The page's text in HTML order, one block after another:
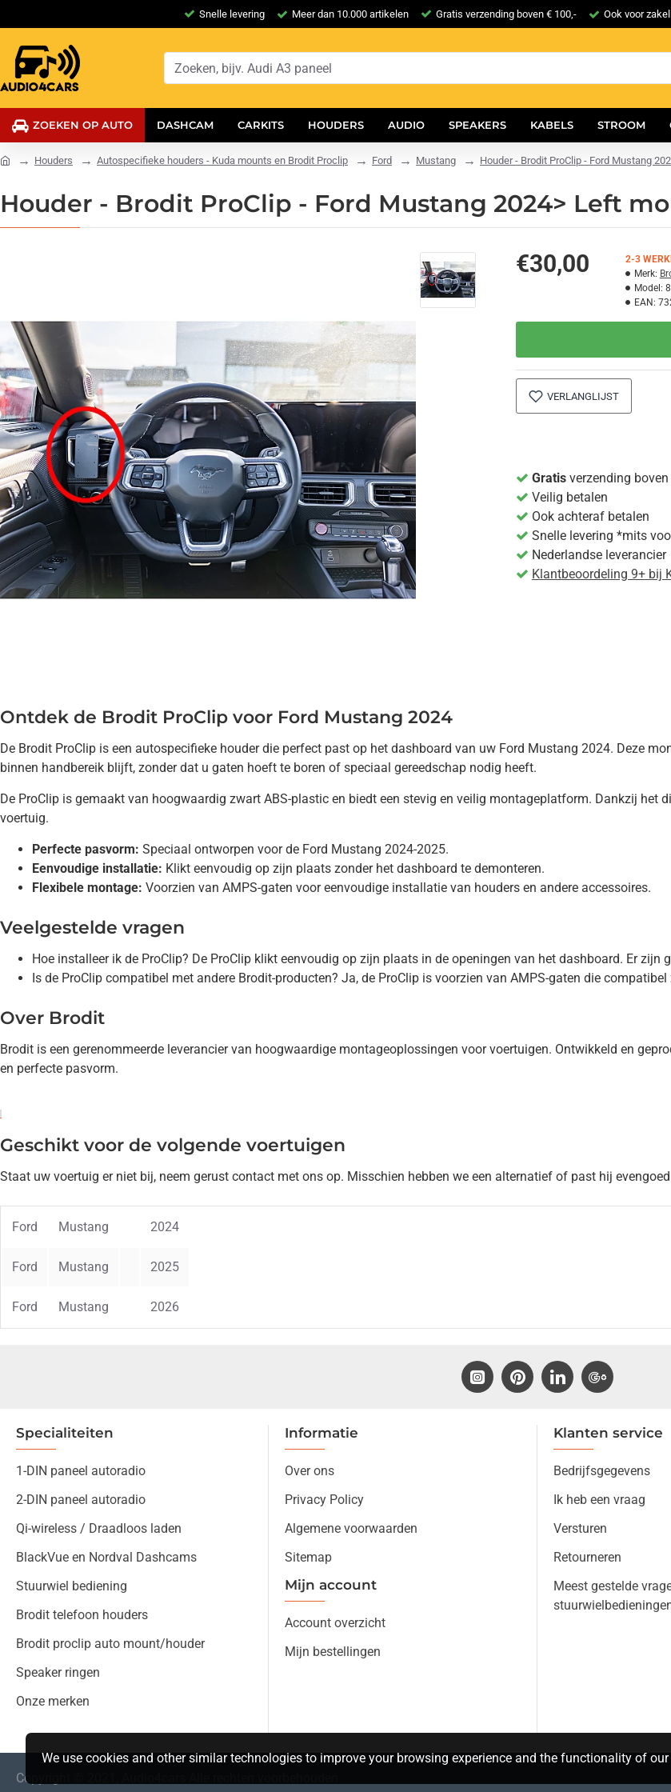
Snelle levering Meer dan 10.000 artikelen Gratis verzending boven € 100,- Ook voor
ZOEKEN OP AUTO DASHCAM CARKITS HOUDERS AUDIO SPEAKERS KABELS STROOM
Houders Autospecifieke houders - Kuda mounts en Brodit Proclip Ford Mustang Houder - Brodit ProClip - Ford Mustang
Houder - Brodit ProClip - Ford Mustang 2024> Left
€30,00
2-3
Merk:
Model:
EAN:
VERLANGLIJST
Gratisverzending boven
Veilig betalen
Ook achteraf betalen
Snelle levering *mits
Nederlandse leverancier
Klantbeoordeling 9+ bij
Ontdek de Brodit ProClip voor Ford Mustang 2024
De Brodit ProClip is een autospecifieke houder die perfect past op het dashboard van uw Ford Mustang 2024. Deze
binnen handbereik blijft, zonder dat u gaten hoeft te boren of speciaal gereedschap nodig heeft.
De ProClip is gemaakt van hoogwaardig zwart ABS-plastic en biedt een stevig en veilig montageplatform. Dankzij het
voertuig.
Perfecte pasvorm: Speciaal ontworpen voor de Ford Mustang 2024-2025.
Eenvoudige installatie: Klikt eenvoudig op zijn plaats zonder het dashboard te demonteren.
Flexibele montage: Voorzien van AMPS-gaten voor eenvoudige installatie van houders en andere accessoires.
Veelgestelde vragen
Hoe installeer ik de ProClip? De ProClip klikt eenvoudig op zijn plaats in de openingen van het dashboard. Er zijn
Is de ProClip compatibel met andere Brodit-producten? Ja, de ProClip is voorzien van AMPS-gaten die
Over Brodit
Brodit is een gerenommeerde leverancier van hoogwaardige montageoplossingen voor voertuigen. Ontwikkeld en
en perfecte pasvorm.
Geschikt voor de volgende voertuigen
Staat uw voertuig er niet bij, neem gerust contact met ons op. Misschien hebben we een alternatief of past hij
Ford Mustang 2024
Ford Mustang 2025
Ford Mustang 2026
Specialiteiten
1-DIN paneel autoradio
2-DIN paneel autoradio
Qi-wireless / Draadloos laden
BlackVue en Nordval Dashcams
Stuurwiel bediening
Brodit telefoon houders
Brodit proclip auto mount/houder
Speaker ringen
Onze merken
Informatie
Over ons
Privacy Policy
Algemene voorwaarden
Sitemap
Mijn account
Account overzicht
Mijn bestellingen
Klanten service
Bedrijfsgegevens
Ik heb een vraag
Versturen
Retourneren
Meest gestelde
Copyright © 2021, Audio4cars Alle rechten voorbehouden
We use cookies and other similar technologies to improve your browsing experience and the functionality of our